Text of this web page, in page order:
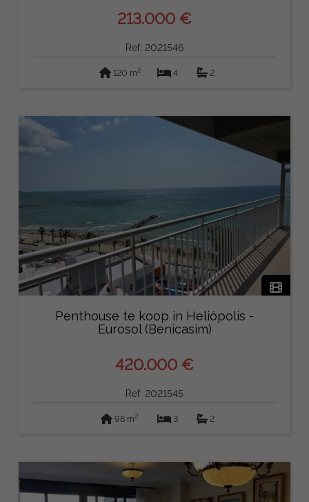
213.000 €
Ref: 2021546
120 m2 4 2
Penthouse te koop in Heliópolis -
Eurosol (Benicasim)
420.000 €
Ref: 2021545
98 m2 3 2